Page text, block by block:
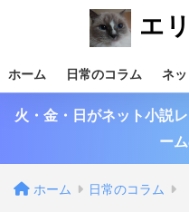
エ
ホーム 日常のコラム ネ
火・金・日がネット小説
ーム
ホーム 日常のコラム